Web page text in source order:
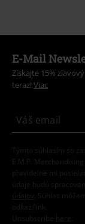
E-Mail
Získajte 15%
teraz! Viac
Týmto súhlasím so
E.M.P.
pravidelne mi
údaje budú
údajov
. Súhlas
odkaz/link.
Unsubscribe here